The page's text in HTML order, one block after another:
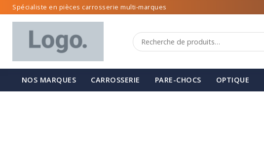
Spécialiste en pièces carrosserie multi-marques
NOS MARQUES CARROSSERIE PARE-CHOCS OPTIQUE